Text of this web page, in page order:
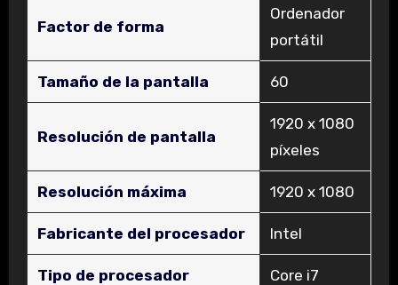
Factor de forma
‎Ordenador
portátil
Tamaño de la pantalla ‎60
Resolución de pantalla
‎1920 x 1080
píxeles
Resolución máxima ‎1920 x 1080
Fabricante del procesador ‎Intel
Tipo de procesador ‎Core i7